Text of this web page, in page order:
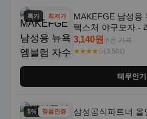
특가 최저가
MAKEFGE 남성용
텍스처 야구모자 -
자, NYC 스타일
3,140원쿠폰 가격
★★★★☆(3,501)
테무인
5% 할인정품인증
삼성공식파트너 올